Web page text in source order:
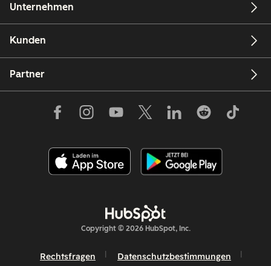
Unternehmen
Kunden
Partner
Copyright © 2026 HubSpot, Inc.
Rechtsfragen Datenschutzbestimmungen